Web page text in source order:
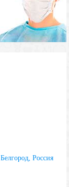
Россия